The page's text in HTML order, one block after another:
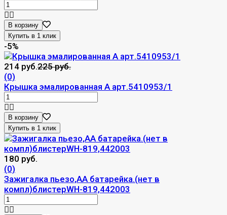
В корзину
-5%
214 руб.225 руб.
(0)
Крышка эмалированная А арт.5410953/1
В корзину
180 руб.
(0)
Зажигалка пьезо,АА батарейка.(нет в
компл)блистерWH-819,442003